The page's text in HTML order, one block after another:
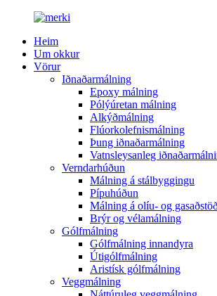
Heim
Um okkur
Vörur
Iðnaðarmálning
Epoxy málning
Pólýúretan málning
Alkýðmálning
Flúorkolefnismálning
Þung iðnaðarmálning
Vatnsleysanleg
Verndarhúðun
Málning á stálbyggingu
Pípuhúðun
Málning á olíu- og
Brýr og vélamálning
Gólfmálning
Gólfmálning innandyra
Útigólfmálning
Aristísk gólfmálning
Veggmálning